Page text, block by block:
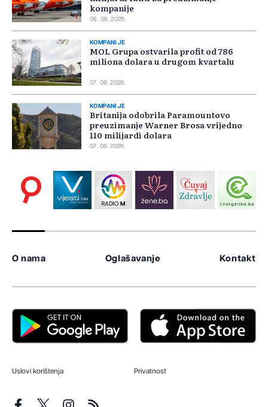
kompanije
08. 08. 2026.
KOMPANIJE
MOL Grupa ostvarila profit od 786
miliona dolara u drugom kvartalu
07. 08. 2026.
KOMPANIJE
Britanija odobrila Paramountovo
preuzimanje Warner Brosa vrijedno
110 milijardi dolara
07. 08. 2026.
O nama Oglašavanje Kontakt
Uslovi korištenja Privatnost